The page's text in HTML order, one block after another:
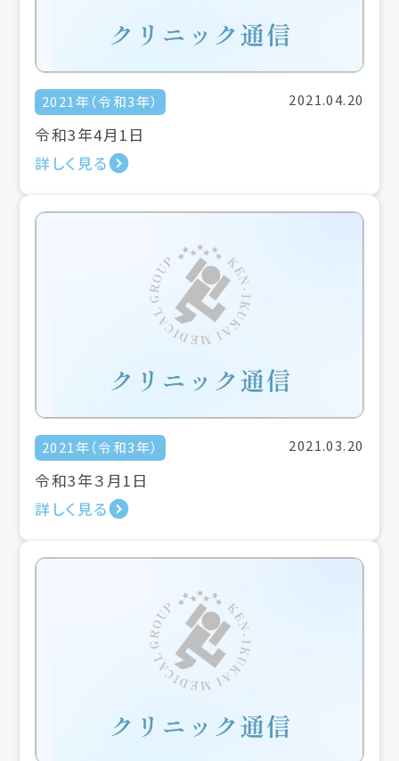
2021年（令和3年） 2021.04.20
令和3年4月1日
詳しく見る
2021年（令和3年） 2021.03.20
令和3年３月1日
詳しく見る